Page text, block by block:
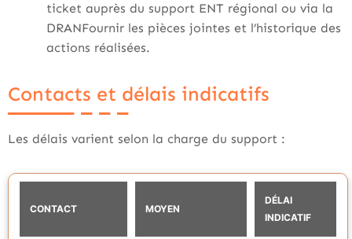
ticket auprès du support ENT régional ou via la
DRANFournir les pièces jointes et l’historique des
actions réalisées.
Contacts et délais indicatifs
Les délais varient selon la charge du support :
CONTACT MOYEN
DÉLAI
INDICATIF